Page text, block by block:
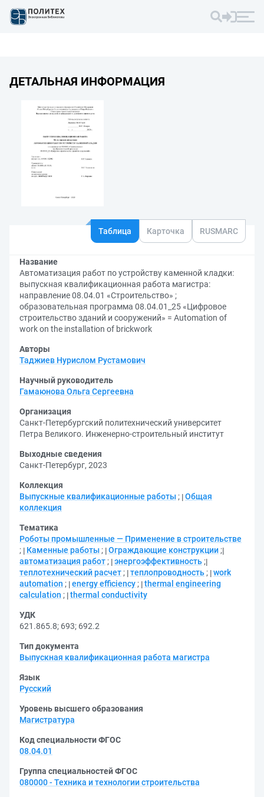
ДЕТАЛЬНАЯ ИНФОРМАЦИЯ
Таблица Карточка RUSMARC
Название
Автоматизация работ по устройству каменной кладки:
выпускная квалификационная работа магистра:
направление 08.04.01 «Строительство» ;
образовательная программа 08.04.01_25 «Цифровое
строительство зданий и сооружений» = Automation of
work on the installation of brickwork
Авторы
Таджиев Нурислом Рустамович
Научный руководитель
Гамаюнова Ольга Сергеевна
Организация
Санкт-Петербургский политехнический университет
Петра Великого. Инженерно-строительный институт
Выходные сведения
Санкт-Петербург, 2023
Коллекция
Выпускные квалификационные работы ; Общая
коллекция
Тематика
Роботы промышленные — Применение в строительстве
;
Каменные работы ; Ограждающие конструкции ;
автоматизация работ ; энергоэффективность ;
теплотехнический расчет ; теплопроводность ; work
automation ; energy efficiency ; thermal engineering
calculation ; thermal conductivity
УДК
621.865.8; 693; 692.2
Тип документа
Выпускная квалификационная работа магистра
Язык
Русский
Уровень высшего образования
Магистратура
Код специальности ФГОС
08.04.01
Группа специальностей ФГОС
080000 - Техника и технологии строительства